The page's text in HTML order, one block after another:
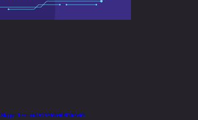
Skype: live:.cid.575569c608265c69